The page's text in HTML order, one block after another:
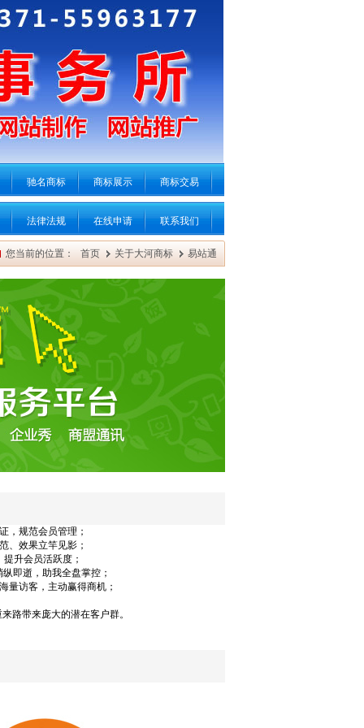
驰名商标 商标展示 商标交易
法律法规 在线申请 联系我们
您当前的位置： 首页 关于大河商标 易站通
，规范会员管理；
、效果立竿见影；
升会员活跃度；
即逝，助我全盘掌控；
量访客，主动赢得商机；
路带来庞大的潜在客户群。